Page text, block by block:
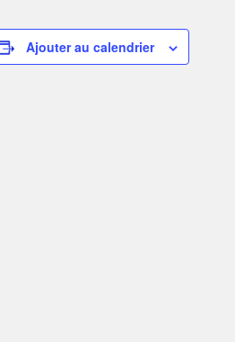
Ajouter au calendrier